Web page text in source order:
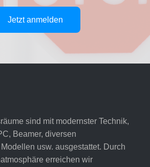
Jetzt anmelden
sind mit modernster Technik,
Beamer, diversen
usw. ausgestattet. Durch
erreichen wir